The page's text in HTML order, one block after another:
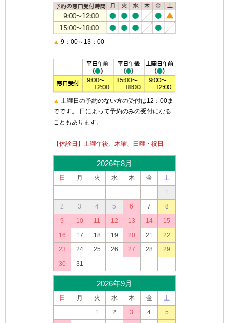
▲ 9：00～13：00
▲ 土曜日の予約のない方の受付は12：00ま
でです。 日によって予約のみの受付になる
こともあります。
【休診日】土曜午後、木曜、日曜・祝日
2026年8月
日 月 火 水 木 金
土
1
2
3 4 5 6 7
8
9
10 11 12 13 14
15
16
17 18 19 20 21
22
23
24 25 26 27 28
29
30
31
2026年9月
日 月 火 水 木 金
土
1
2 3 4
5